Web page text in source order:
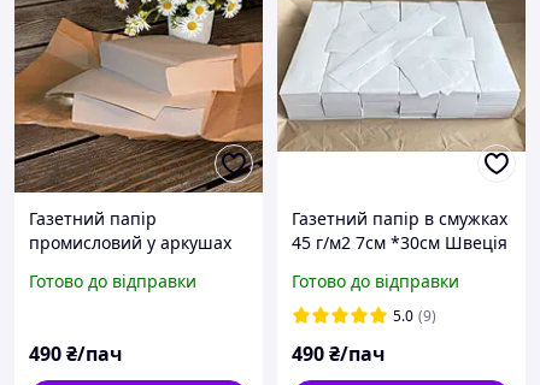
Газетний папір
промисловий у аркушах
щ. 45 г/м2 размер
Готово до відправки
490₴/пач
Газетний папір в смужках
45 г/м2 7см *30см Швеція
Готово до відправки
5.0 (9)
490₴/пач